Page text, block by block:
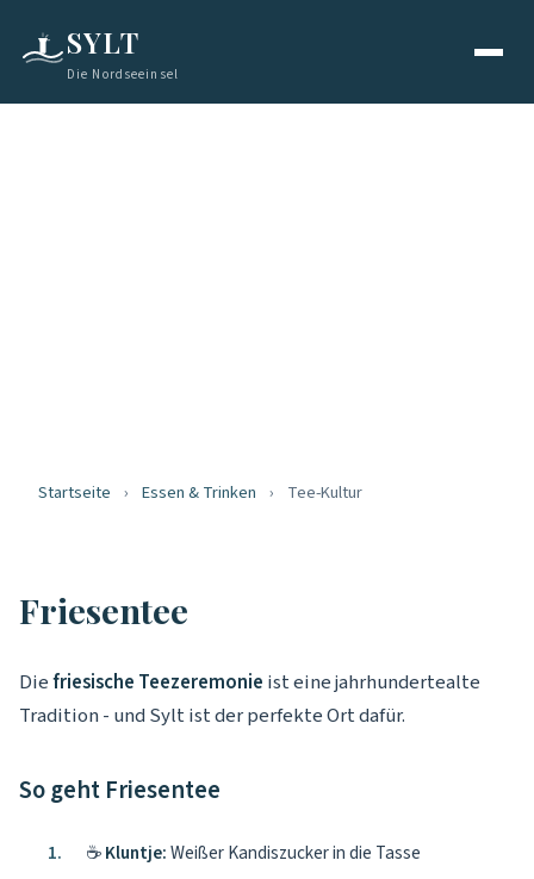
SYLT
Die Nordseeinsel
Startseite › Essen & Trinken › Tee-Kultur
Friesentee
Diefriesische Teezeremonie ist eine jahrhundertealte
Tradition - und Sylt ist der perfekte Ort dafür.
So geht Friesentee
☕Kluntje:Weißer Kandiszucker in die Tasse